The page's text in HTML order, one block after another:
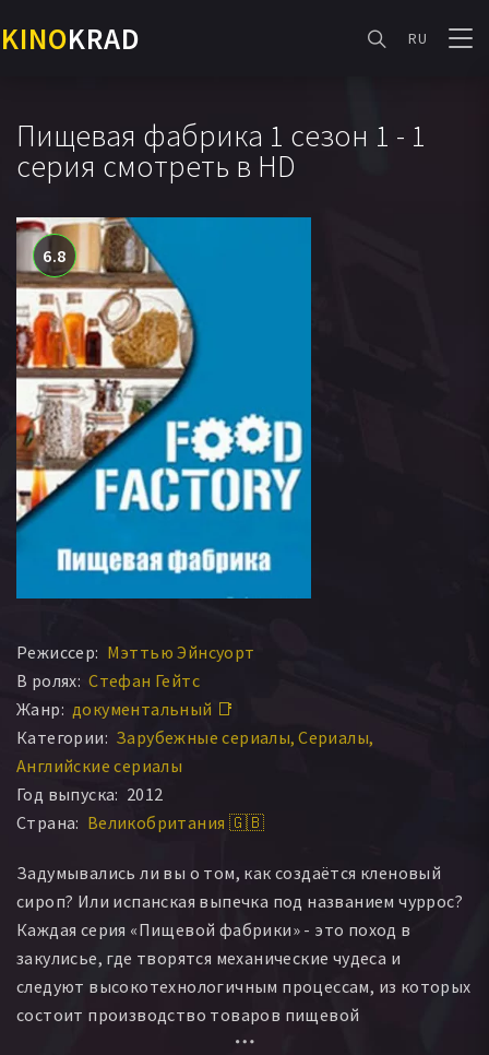
KINOKRAD RU
Пищевая фабрика 1 сезон 1 - 1
серия смотреть в HD
6.8
Режиссер: Мэттью Эйнсуорт
В ролях: Стефан Гейтс
Жанр: документальный 📑
Категории: Зарубежные сериалы Сериалы
Английские сериалы
Год выпуска: 2012
Страна: Великобритания 🇬🇧
Задумывались ли вы о том, как создаётся кленовый
сироп? Или испанская выпечка под названием чуррос?
Каждая серия «Пищевой фабрики» - это поход в
закулисье, где творятся механические чудеса и
следуют высокотехнологичным процессам, из которых
состоит производство товаров пищевой
промышленности. Мы расскажем о том, как создается